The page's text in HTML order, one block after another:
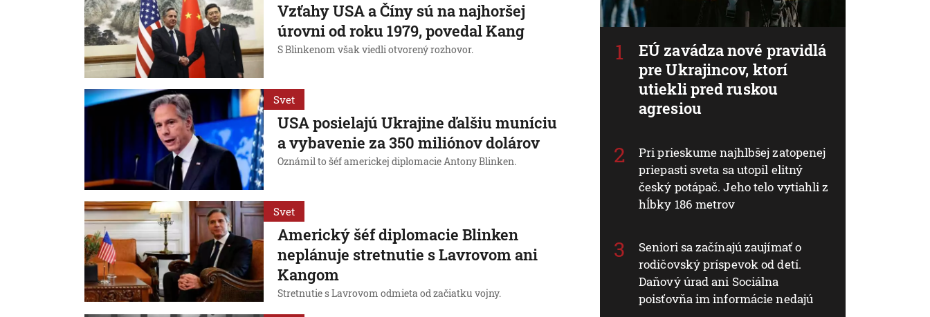
Vzťahy USA a Číny sú na najhoršej
úrovni od roku 1979, povedal Kang
S Blinkenom však viedli otvorený rozhovor.
Svet
USA posielajú Ukrajine ďalšiu muníciu
a vybavenie za 350 miliónov dolárov
Oznámil to šéf americkej diplomacie Antony Blinken.
Svet
Americký šéf diplomacie Blinken
neplánuje stretnutie s Lavrovom ani
Kangom
Stretnutie s Lavrovom odmieta od začiatku vojny.
EÚ zavádza nové pravidlá
pre Ukrajincov, ktorí
utiekli pred ruskou
agresiou
Pri prieskume najhlbšej zatopenej
priepasti sveta sa utopil elitný
český potápač. Jeho telo vytiahli z
hĺbky 186 metrov
Seniori sa začínajú zaujímať o
rodičovský príspevok od detí.
Daňový úrad ani Sociálna
poisťovňa im informácie nedajú